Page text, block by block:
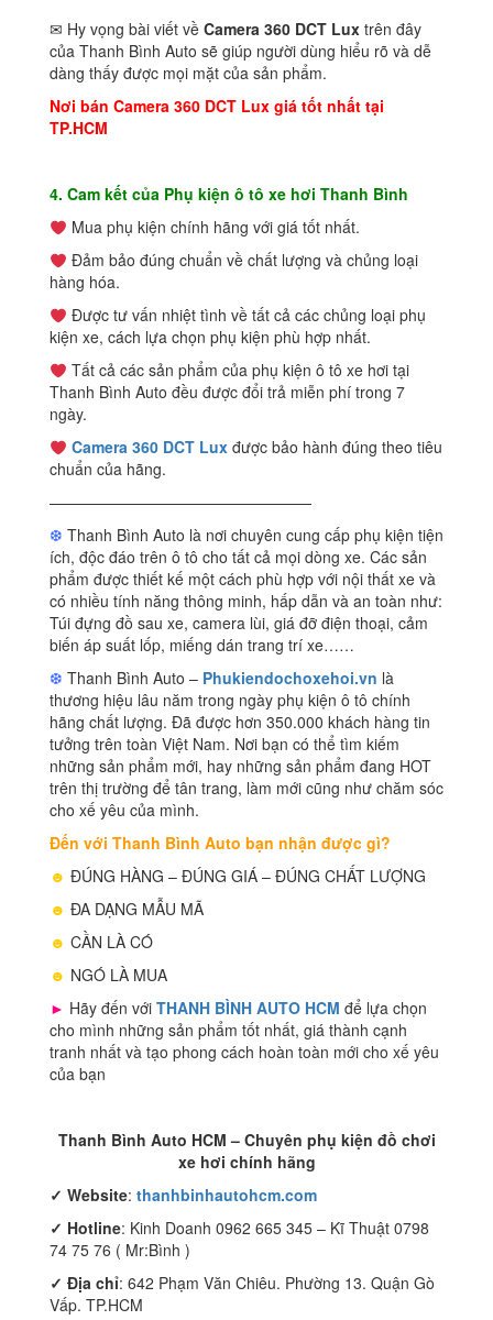
✉ Hy vọng bài viết về Camera 360 DCT Lux trên đây
của Thanh Bình Auto sẽ giúp người dùng hiểu rõ và dễ
dàng thấy được mọi mặt của sản phẩm.
Nơi bán Camera 360 DCT Lux giá tốt nhất tại
TP.HCM
4. Cam kết của Phụ kiện ô tô xe hơi Thanh Bình
Mua phụ kiện chính hãng với giá tốt nhất.
Đảm bảo đúng chuẩn về chất lượng và chủng loại
hàng hóa.
Được tư vấn nhiệt tình về tất cả các chủng loại phụ
kiện xe, cách lựa chọn phụ kiện phù hợp nhất.
Tất cả các sản phẩm của phụ kiện ô tô xe hơi tại
Thanh Bình Auto đều được đổi trả miễn phí trong 7
ngày.
Camera 360 DCT Lux được bảo hành đúng theo tiêu
chuẩn của hãng.
—————————————————
❆ Thanh Bình Auto là nơi chuyên cung cấp phụ kiện tiện
ích, độc đáo trên ô tô cho tất cả mọi dòng xe. Các sản
phẩm được thiết kế một cách phù hợp với nội thất xe và
có nhiều tính năng thông minh, hấp dẫn và an toàn như:
Túi đựng đồ sau xe, camera lùi, giá đỡ điện thoại, cảm
biến áp suất lốp, miếng dán trang trí xe……
❆ Thanh Bình Auto – Phukiendochoxehoi.vn là
thương hiệu lâu năm trong ngày phụ kiện ô tô chính
hãng chất lượng. Đã được hơn 350.000 khách hàng tin
tưởng trên toàn Việt Nam. Nơi bạn có thể tìm kiếm
những sản phẩm mới, hay những sản phẩm đang HOT
trên thị trường để tân trang, làm mới cũng như chăm sóc
cho xế yêu của mình.
Đến với Thanh Bình Auto bạn nhận được gì?
☻ ĐÚNG HÀNG – ĐÚNG GIÁ – ĐÚNG CHẤT LƯỢNG
☻ ĐA DẠNG MẪU MÃ
☻ CẦN LÀ CÓ
☻ NGÓ LÀ MUA
► Hãy đến với THANH BÌNH AUTO HCM để lựa chọn
cho mình những sản phẩm tốt nhất, giá thành cạnh
tranh nhất và tạo phong cách hoàn toàn mới cho xế yêu
của bạn
Thanh Bình Auto HCM – Chuyên phụ kiện đồ chơi
xe hơi chính hãng
✓ Website: thanhbinhautohcm.com
✓ Hotline: Kinh Doanh 0962 665 345 – Kĩ Thuật 0798
74 75 76 ( Mr:Bình )
✓ Địa chỉ: 642 Phạm Văn Chiêu. Phường 13. Quận Gò
Vấp. TP.HCM